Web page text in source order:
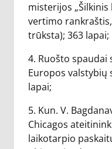
misterijos
vertimo rankraštis,
trūksta); 363 lapai;
4. Ruošto spaudai
Europos valstybių
lapai;
5. Kun. V.
Chicagos
laikotarpio